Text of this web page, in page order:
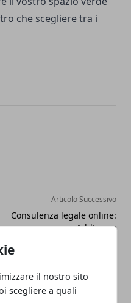
il nostro sito
scegliere a quali
che scegliere tra i
Articolo Successivo
Consulenza legale online:
AddLance